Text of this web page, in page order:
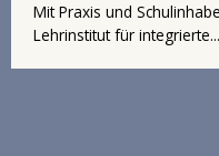
Mit Praxis und
Lehrinstitut für integrierte...